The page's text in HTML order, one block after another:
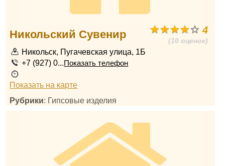
4
(10 оценок)
Никольский Сувенир
Никольск, Пугачевская улица, 1Б
+7 (927) 0...Показать телефон
Показать на карте
Рубрики: Гипсовые изделия